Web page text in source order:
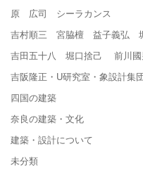
原 広司 シーラカンス
吉村順三 宮脇檀 益子義弘
吉田五十八 堀口捨己 前川
吉阪隆正・U研究室・象設計集
四国の建築
奈良の建築・文化
建築・設計について
未分類